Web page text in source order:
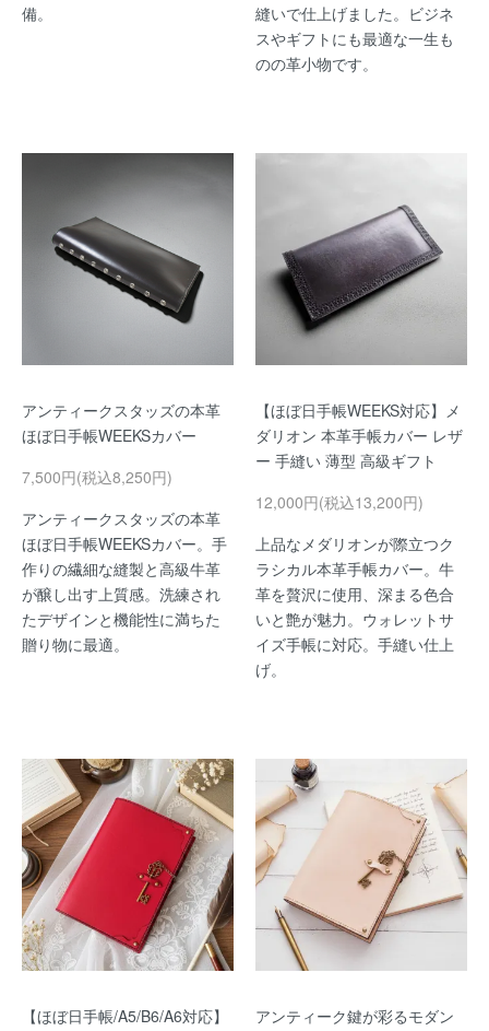
備。
縫いで仕上げました。ビジネ
スやギフトにも最適な一生も
のの革小物です。
アンティークスタッズの本革
ほぼ日手帳WEEKSカバー
7,500円(税込8,250円)
アンティークスタッズの本革
ほぼ日手帳WEEKSカバー。手
作りの繊細な縫製と高級牛革
が醸し出す上質感。洗練され
たデザインと機能性に満ちた
贈り物に最適。
【ほぼ日手帳WEEKS対応】メ
ダリオン 本革手帳カバー レザ
ー 手縫い 薄型 高級ギフト
12,000円(税込13,200円)
上品なメダリオンが際立つク
ラシカル本革手帳カバー。牛
革を贅沢に使用、深まる色合
いと艶が魅力。ウォレットサ
イズ手帳に対応。手縫い仕上
げ。
【ほぼ日手帳/A5/B6/A6対応】
アンティーク鍵が彩るモダン